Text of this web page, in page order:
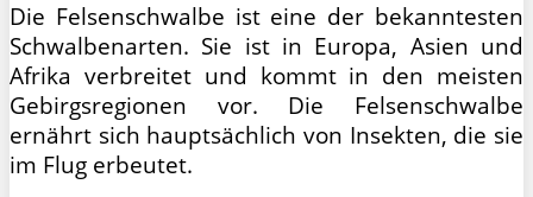
Die Felsenschwalbe ist eine der bekanntesten
Schwalbenarten. Sie ist in Europa, Asien und
Afrika verbreitet und kommt in den meisten
Gebirgsregionen vor. Die Felsenschwalbe
ernährt sich hauptsächlich von Insekten, die sie
im Flug erbeutet.